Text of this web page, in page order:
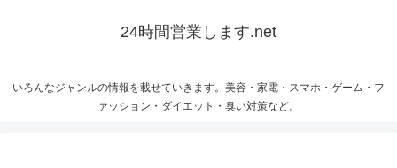
24時間営業します.net
いろんなジャンルの情報を載せていきます。美容・家電・スマホ・ゲーム・フ
ァッション・ダイエット・臭い対策など。